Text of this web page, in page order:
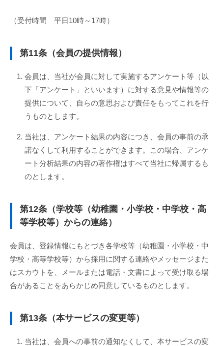
（受付時間 平日10時～17時）
第11条（会員の提供情報）
会員は、当社が会員に対して実施するアンケート等（以
下「アンケート」といいます）に対する意見や情報等の
提供について、自らの意思および責任をもってこれを行
うものとします。
当社は、アンケート結果の内容につき、会員の事前の承
諾なくして利用することができます。この場合、アンケ
ート分析結果の内容の著作権はすべて当社に帰属するも
のとします。
第12条（学校等（幼稚園・小学校・中学校・高
等学校等）からの連絡）
会員は、登録情報にもとづき各学校等（幼稚園・小学校・中
学校・高等学校等）から採用に関する連絡やメッセージまた
はスカウトを、メールまたは電話・文書によって受け取る場
合があることをあらかじめ同意しているものとします。
第13条（本サービスの変更等）
当社は、会員への事前の通知なくして、本サービスの変